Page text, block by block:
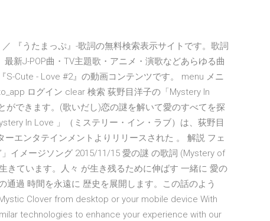
『うたまっぷ』-歌詞の無料検索表示サイトです。歌詞
新J-POP曲・TV主題歌・アニメ・演歌などあらゆる曲
Cute - Love #2』の動画コンテンツです。 menu メニ
ログイン clear 検索 荻野目洋子の「Mystery In
できます。(歌いだし)恋の謎を解いて愛のすべてを探
In Love 」（ミステリー・イン・ラブ）は、荻野目
エンタテインメントよりリリースされた 。 解説 フェ
イメージソング 2015/11/15 愛の謎 の歌詞 (Mystery of
きています。人々 が生き残るために伸ばす 一緒に 愛の
過 時間を永遠に 歴史を展開します。この話のよう
Clover from desktop or your mobile device With
technologies to enhance your experience with our